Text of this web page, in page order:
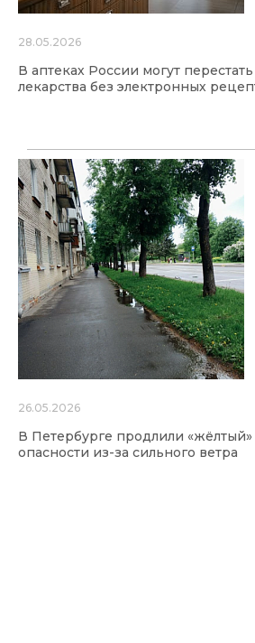
28.05.2026
В аптеках России могут
лекарства без электронных
26.05.2026
В Петербурге продлили
опасности из-за сильного ветра